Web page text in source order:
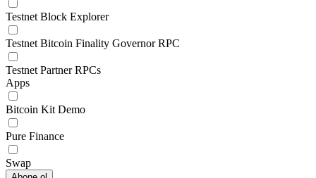
Testnet Block Explorer
Testnet Bitcoin Finality Governor RPC
Testnet Partner RPCs
Apps
Bitcoin Kit Demo
Pure Finance
Swap